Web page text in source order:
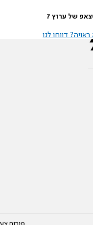
של ערוץ 7
דווחו לנו